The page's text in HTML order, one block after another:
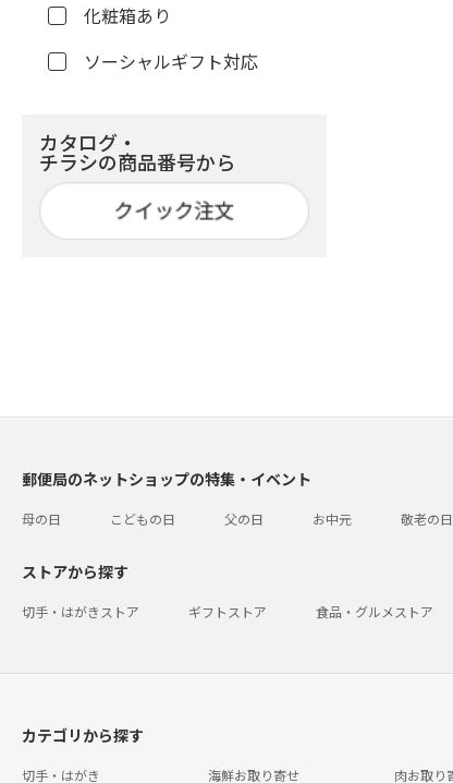
化粧箱あり
ソーシャルギフト対応
カタログ・
チラシの商品番号から
郵便局のネットショップの特集・イベント
母の日 こどもの日 父の日 お中元 敬老の日
ストアから探す
切手・はがきストア ギフトストア 食品・グルメストア
カテゴリから探す
切手・はがき 海鮮お取り寄せ 肉お取り